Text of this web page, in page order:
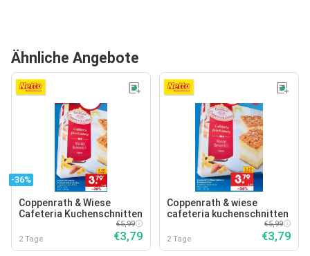
Ähnliche Angebote
-36%
Coppenrath & Wiese
Cafeteria Kuchenschnitten
2 Tage
€5,99
€3,79
Coppenrath & wiese
cafeteria kuchenschnitten
2 Tage
€5,99
€3,79